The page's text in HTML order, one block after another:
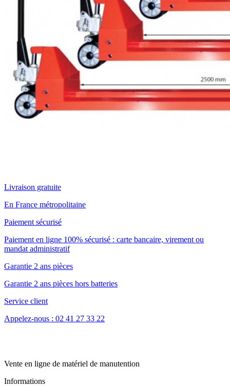
Livraison gratuite
En France métropolitaine
Paiement sécurisé
Paiement en ligne 100% sécurisé : carte bancaire, virement ou
mandat administratif
Garantie 2 ans pièces
Garantie 2 ans pièces hors batteries
Service client
Appelez-nous : 02 41 27 33 22
Vente en ligne de matériel de manutention
Informations